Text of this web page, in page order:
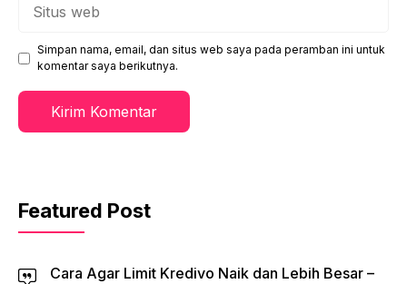
Simpan nama, email, dan situs web saya pada peramban ini untuk
komentar saya berikutnya.
Featured Post
Cara Agar Limit Kredivo Naik dan Lebih Besar –